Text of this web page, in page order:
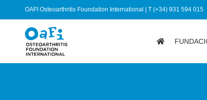
OAFI Osteoarthritis Foundation International | T (+34) 931 594 015